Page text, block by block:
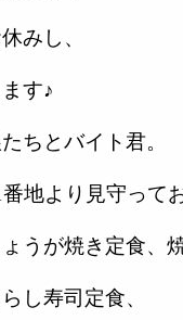
みし、
す♪
ちとバイト君。
地より見守って
うが焼き定食、
し寿司定食、